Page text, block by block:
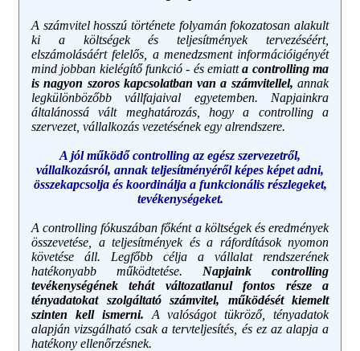
A számvitel hosszú története folyamán fokozatosan alakult
ki a költségek és teljesítmények tervezéséért,
elszámolásáért felelős, a menedzsment információigényét
mind jobban kielégítő funkció - és emiatta controlling ma
is nagyon szoros kapcsolatban van a számvitellel, annak
legkülönbözőbb vállfajaival egyetemben. Napjainkra
általánossá vált meghatározás, hogy a controlling a
szervezet, vállalkozás vezetésének egy alrendszere.
A jól működő controlling az egész szervezetről,
vállalkozásról, annak teljesítményéről képes képet adni,
összekapcsolja és koordinálja a funkcionális részlegeket,
tevékenységeket.
A controlling fókuszában főként a költségek és eredmények
összevetése, a teljesítmények és a ráfordítások nyomon
követése áll. Legfőbb célja a vállalat rendszerének
hatékonyabb működtetése. Napjaink controlling
tevékenységének tehát változatlanul fontos része a
tényadatokat szolgáltató számvitel, működését kiemelt
szinten kell ismerni. A valóságot tükröző, tényadatok
alapján vizsgálható csak a tervteljesítés, és ez az alapja a
hatékony ellenőrzésnek.